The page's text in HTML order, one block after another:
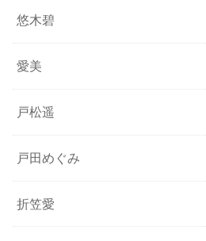
悠木碧
愛美
戸松遥
戸田めぐみ
折笠愛